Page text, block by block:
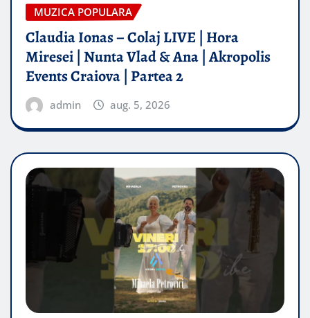
MUZICA POPULARA
Claudia Ionas – Colaj LIVE | Hora
Miresei | Nunta Vlad & Ana | Akropolis
Events Craiova | Partea 2
admin aug. 5, 2026